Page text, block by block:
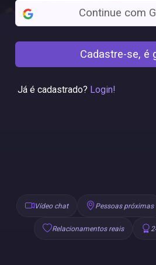
Continue com
Cadastre-se, é
Já é cadastrado? Login!
Vídeo chat Pessoas próximas
Relacionamentos reais